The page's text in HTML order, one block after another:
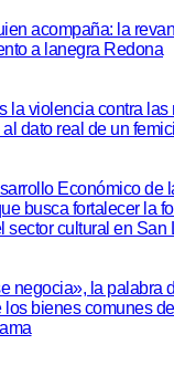
acompaña: la
a lanegra Redona
la violencia contra las
dato real de un
Económico de
busca fortalecer la
sector cultural en San
negocia», la palabra
los bienes comunes